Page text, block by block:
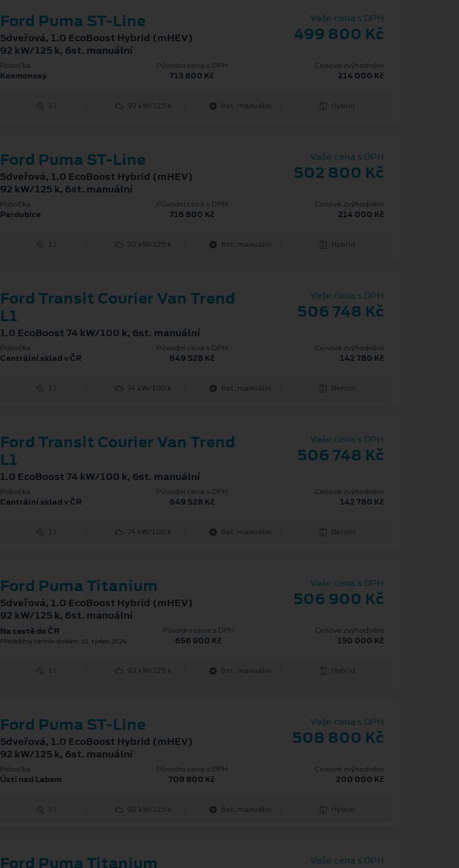
Ford Puma ST-Line
5dveřová, 1.0 EcoBoost Hybrid (mHEV)
92 kW/125 k, 6st. manuální
Vaše cena s DPH
499 800 Kč
Pobočka
Kosmonosy
Původní cena s DPH
713 800 Kč
Cenové zvýhodnění
214 000 Kč
1 l 92 kW/125 k 6st. manuální Hybrid
Ford Puma ST-Line
5dveřová, 1.0 EcoBoost Hybrid (mHEV)
92 kW/125 k, 6st. manuální
Vaše cena s DPH
502 800 Kč
Pobočka
Pardubice
Původní cena s DPH
716 800 Kč
Cenové zvýhodnění
214 000 Kč
1 l 92 kW/125 k 6st. manuální Hybrid
Ford Transit Courier Van Trend
L1
1.0 EcoBoost 74 kW/100 k, 6st. manuální
Vaše cena s DPH
506 748 Kč
Pobočka
Centrální sklad v ČR
Původní cena s DPH
649 528 Kč
Cenové zvýhodnění
142 780 Kč
1 l 74 kW/100 k 6st. manuální Benzín
Ford Transit Courier Van Trend
L1
1.0 EcoBoost 74 kW/100 k, 6st. manuální
Vaše cena s DPH
506 748 Kč
Pobočka
Centrální sklad v ČR
Původní cena s DPH
649 528 Kč
Cenové zvýhodnění
142 780 Kč
1 l 74 kW/100 k 6st. manuální Benzín
Ford Puma Titanium
5dveřová, 1.0 EcoBoost Hybrid (mHEV)
92 kW/125 k, 6st. manuální
Vaše cena s DPH
506 900 Kč
Na cestě do ČR
Předběžný termín dodání: 32. týden 2026
Původní cena s DPH
656 900 Kč
Cenové zvýhodnění
150 000 Kč
1 l 92 kW/125 k 6st. manuální Hybrid
Ford Puma ST-Line
5dveřová, 1.0 EcoBoost Hybrid (mHEV)
92 kW/125 k, 6st. manuální
Vaše cena s DPH
508 800 Kč
Pobočka
Ústí nad Labem
Původní cena s DPH
708 800 Kč
Cenové zvýhodnění
200 000 Kč
1 l 92 kW/125 k 6st. manuální Hybrid
Ford Puma Titanium Vaše cena s DPH